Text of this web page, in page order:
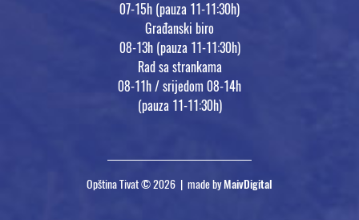
07-15h (pauza 11-11:30h)
Građanski biro
08-13h (pauza 11-11:30h)
Rad sa strankama
08-11h / srijedom 08-14h
(pauza 11-11:30h)
Opština Tivat © 2026 | made byMaivDigital